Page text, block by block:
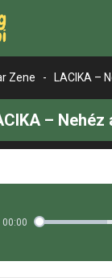
Zene - LACIKA –
–
00:00